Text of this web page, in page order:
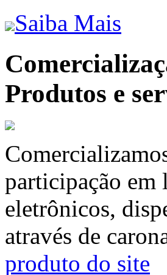
Saiba Mais
Produtos e
participação em
eletrônicos,
através de
produto do site